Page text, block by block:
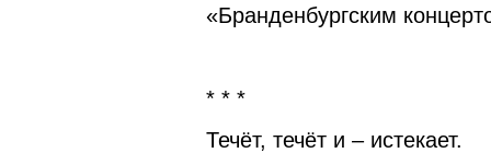
«Бранденбургским
* * *
Течёт, течёт и – истекает.